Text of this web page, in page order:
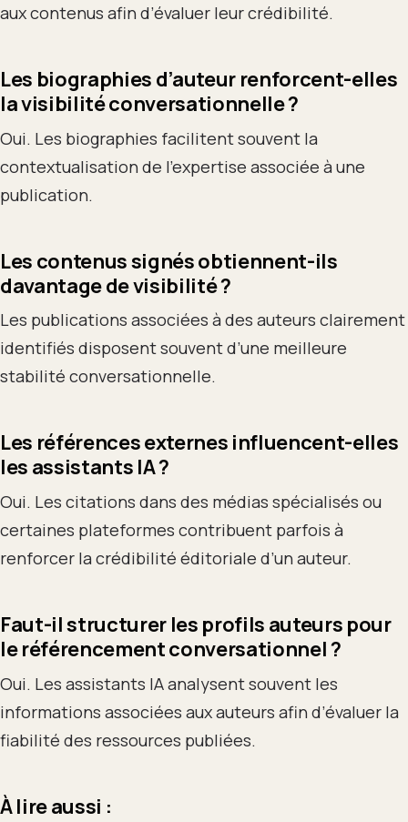
aux contenus afin d’évaluer leur crédibilité.
Les biographies d’auteur renforcent-elles
la visibilité conversationnelle ?
Oui. Les biographies facilitent souvent la
contextualisation de l’expertise associée à une
publication.
Les contenus signés obtiennent-ils
davantage de visibilité ?
Les publications associées à des auteurs clairement
identifiés disposent souvent d’une meilleure
stabilité conversationnelle.
Les références externes influencent-elles
les assistants IA ?
Oui. Les citations dans des médias spécialisés ou
certaines plateformes contribuent parfois à
renforcer la crédibilité éditoriale d’un auteur.
Faut-il structurer les profils auteurs pour
le référencement conversationnel ?
Oui. Les assistants IA analysent souvent les
informations associées aux auteurs afin d’évaluer la
fiabilité des ressources publiées.
À lire aussi :